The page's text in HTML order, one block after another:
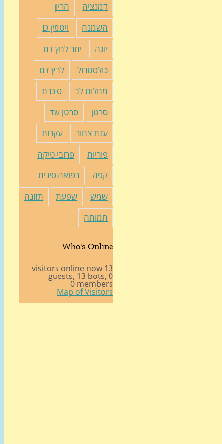
דמנציה
הריון
השמנה
ויטמין D
יוגה
יתר לחץ דם
כולסטרול
לחץ דם
מחלות לב
סוכרת
סרטן
סרטן שד
ענת צחור
עקרות
פוריות
פרוביוטיקה
קפה
רפואה סינית
שמש
שפעת
תזונה
תמותה
Who's Online
13 visitors online now
0 guests,
13 bots,
0 members
Map of Visitors